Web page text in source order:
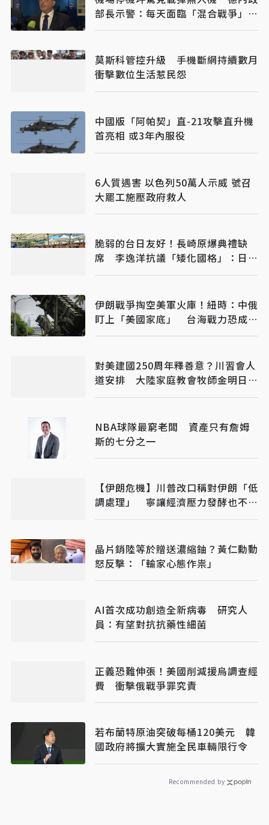
部長示警：每天面臨「混合戰爭」攻
擊
莫斯科管控升級 手機斷網持續數月
衝擊數位生活惹民怨
中國版「阿帕契」直-21攻擊直升機
首亮相 或3年內服役
6人質遇害 以色列50萬人示威 號召
大罷工施壓政府救人
脆弱的台日友好！長崎原爆典禮缺
席 李逸洋抗議「矮化國格」：日媒
揭長崎特殊安排
伊朗戰爭掏空美軍火庫！紐時：中俄
盯上「美國家底」 台海戰力恐成最
大受害者
對美建國250周年釋善意？川習會人
道安排 大陸家庭教會牧師金明日獲
釋抵美
NBA球隊最窮老闆 資產只有詹姆
斯的七分之一
【伊朗危機】川普改口稱對伊朗「低
調處理」 寧讓經濟壓力發酵也不急
於動武
晶片銷陸等於贈送濃縮鈾？黃仁勳動
怒反擊：「輸家心態作祟」
AI首次成功創造全新病毒 研究人
員：有望對抗抗藥性細菌
正義恐難伸張！美國削減援烏調查經
費 衝擊俄戰爭罪究責
若布蘭特原油突破每桶120美元 韓
國政府將擴大實施全民車輛限行令
Recommended by